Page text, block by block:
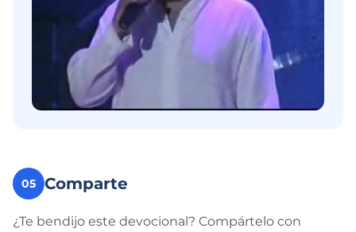
05 Comparte
¿Te bendijo este devocional? Compártelo con